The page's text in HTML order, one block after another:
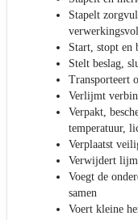
Stapelt
Start, stopt en
Stelt beslag,
Transporteert
Verlijmt
Verpakt,
temperatuur,
Verplaatst
Verwijdert
Voegt de
samen
Voert kleine